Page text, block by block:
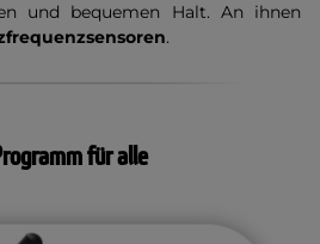
und bequemen Halt. An ihnen
.
für alle